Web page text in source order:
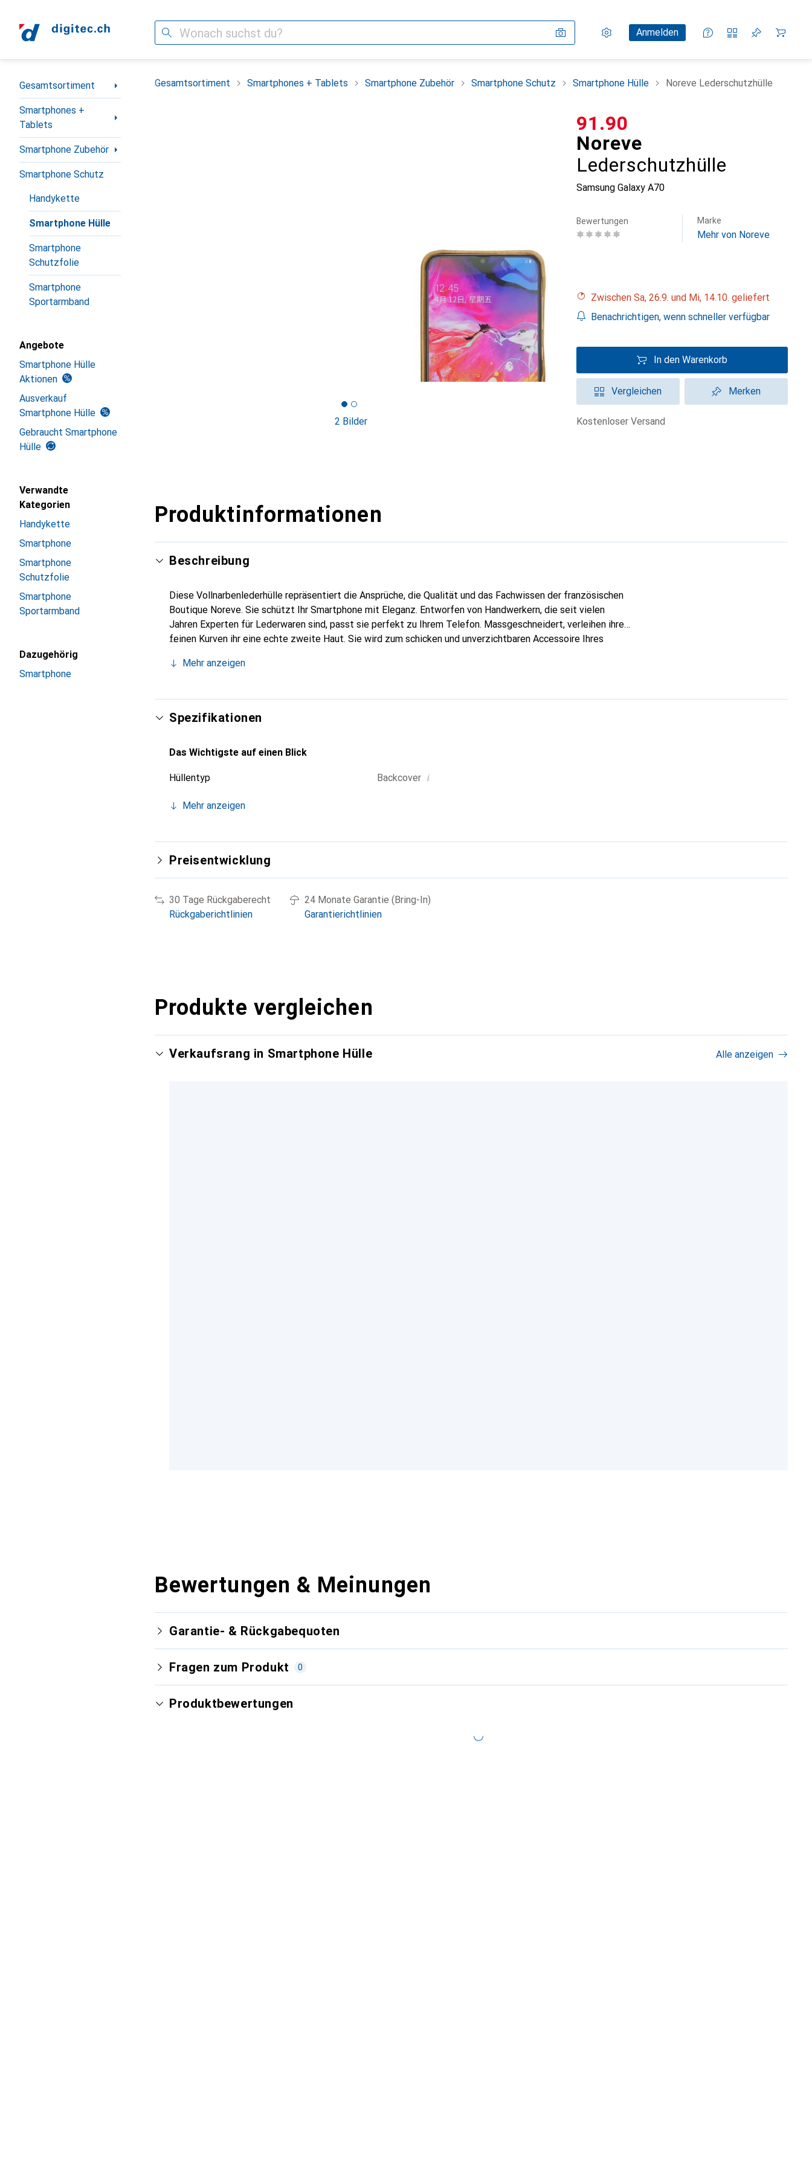
Suche Einstellungen
KundenkontoAnmelden
Vergleichslisten
Merklisten
Warenkorb
Navigation nach Kategorien
Gesamtsortiment
Smartphones +
Tablets
Smartphone Zubehör
Smartphone Schutz
Handykette
Smartphone Hülle
Smartphone
Schutzfolie
Smartphone
Sportarmband
Angebote
Smartphone Hülle
Aktionen
Ausverkauf
Smartphone Hülle
Gebraucht Smartphone
Hülle
Verwandte
Kategorien
Handykette
Smartphone
Smartphone
Schutzfolie
Smartphone
Sportarmband
Dazugehörig
Smartphone
Gesamtsortiment Smartphones + Tablets Smartphone Zubehör Smartphone Schutz Smartphone Hülle Noreve Lederschutzhülle
2 Bilder
Noreve
Lederschutzhülle
Samsung Galaxy A70
CHF
91.90
Bewertungen Marke
Mehr von Noreve
Zwischen Sa, 26.9. und Mi, 14.10. geliefert
Benachrichtigen, wenn schneller verfügbar
In den Warenkorb
Vergleichen Merken
kostenloser Versand
Produktinformationen
Beschreibung
Diese Vollnarbenlederhülle repräsentiert die Ansprüche, die Qualität und das Fachwissen der französischen
Boutique Noreve. Sie schützt Ihr Smartphone mit Eleganz. Entworfen von Handwerkern, die seit vielen
Jahren Experten für Lederwaren sind, passt sie perfekt zu Ihrem Telefon. Massgeschneidert, verleihen ihre
feinen Kurven ihr eine echte zweite Haut. Sie wird zum schicken und unverzichtbaren Accessoire Ihres
Wahl für eine anspruchsvolle Klientel.
Mehr anzeigen
Spezifikationen
Das Wichtigste auf einen Blick
Hüllentyp Backcover i
Mehr anzeigen
Preisentwicklung
30 Tage Rückgaberecht
Rückgaberichtlinien
24 Monate Garantie (Bring-In)
Garantierichtlinien
Produkte vergleichen
Verkaufsrang in Smartphone Hülle Alle anzeigen
Bewertungen & Meinungen
Garantie- & Rückgabequoten
Fragen zum Produkt 0
Produktbewertungen